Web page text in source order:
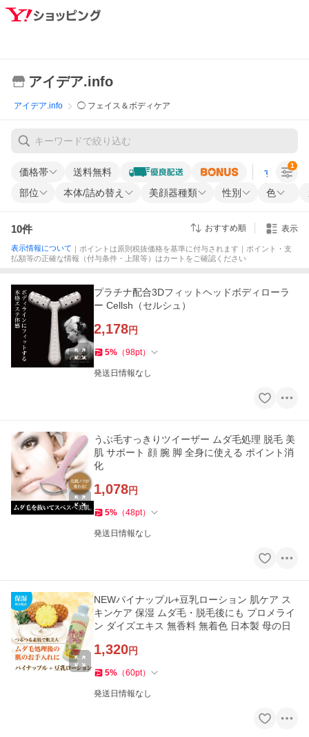
アイデア.info
アイデア.info ◯ フェイス＆ボディケア
価格帯 送料無料 すべての条
部位 本体/詰め替え 美顔器種類 性別 色
1
10件 おすすめ順 表示
表示情報について ｜ポイントは原則税抜価格を基準に付与されます｜ポイント・支
払額等の正確な情報（付与条件・上限等）はカートをご確認ください
プラチナ配合3Dフィットヘッドボディローラ
ー Cellsh（セルシュ）
2,178円
5% （98pt）
発送日情報なし
うぶ毛すっきりツイーザー ムダ毛処理 脱毛 美
肌 サポート 顔 腕 脚 全身に使える ポイント消
化
1,078円
5% （48pt）
発送日情報なし
NEWパイナップル+豆乳ローション 肌ケア ス
キンケア 保湿 ムダ毛・脱毛後にも プロメライ
ン ダイズエキス 無香料 無着色 日本製 母の日
1,320円
5% （60pt）
発送日情報なし